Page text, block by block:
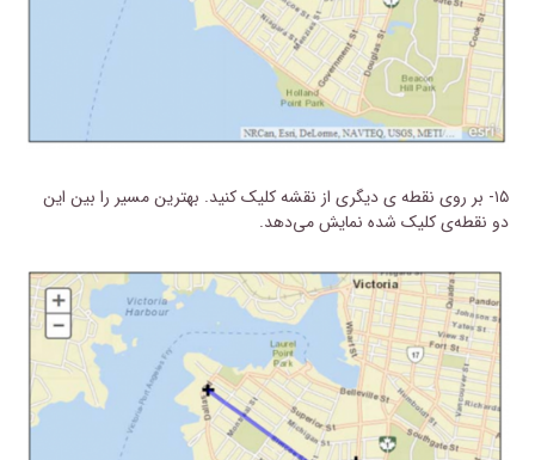
۱۵- بر روی نقطه­ ی دیگری از نقشه کلیک کنید. بهترین مسیر را بین این
دو نقطه‌ی کلیک شده نمایش می‌دهد.